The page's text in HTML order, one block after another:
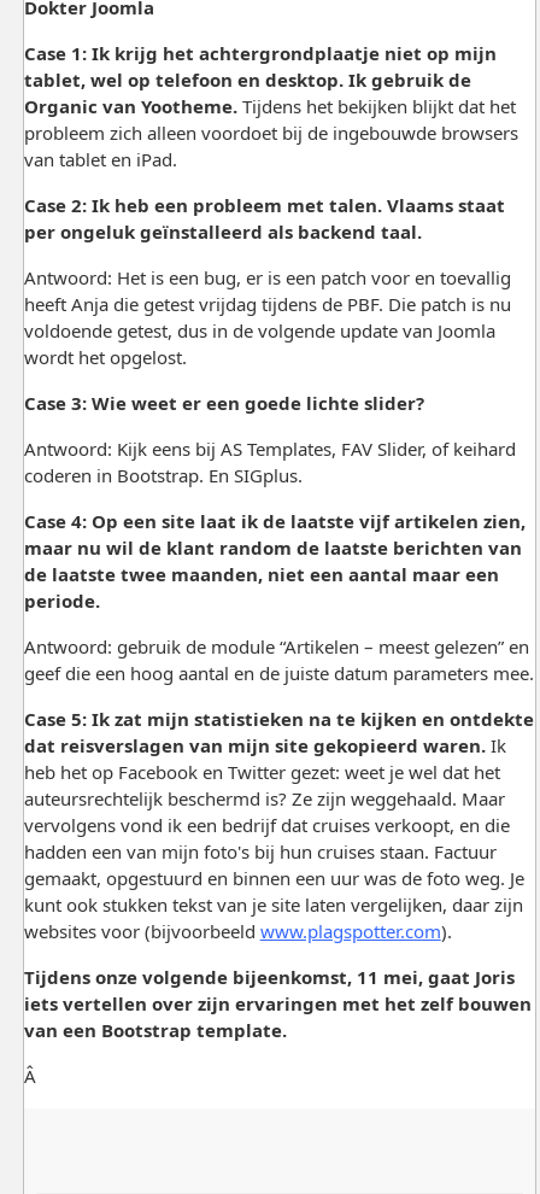
Dokter Joomla
Case 1: Ik krijg het achtergrondplaatje niet op mijn
tablet, wel op telefoon en desktop. Ik gebruik de
Organic van Yootheme.Tijdens het bekijken blijkt dat het
probleem zich alleen voordoet bij de ingebouwde browsers
van tablet en iPad.
Case 2: Ik heb een probleem met talen. Vlaams staat
per ongeluk geïnstalleerd als backend taal.
Antwoord: Het is een bug, er is een patch voor en toevallig
heeft Anja die getest vrijdag tijdens de PBF. Die patch is nu
voldoende getest, dus in de volgende update van Joomla
wordt het opgelost.
Case 3: Wie weet er een goede lichte slider?
Antwoord: Kijk eens bij AS Templates, FAV Slider, of keihard
coderen in Bootstrap. En SIGplus.
Case 4: Op een site laat ik de laatste vijf artikelen zien,
maar nu wil de klant random de laatste berichten van
de laatste twee maanden, niet een aantal maar een
periode.
Antwoord: gebruik de module “Artikelen – meest gelezen” en
geef die een hoog aantal en de juiste datum parameters mee.
Case 5: Ik zat mijn statistieken na te kijken en ontdekte
dat reisverslagen van mijn site gekopieerd waren.Ik
heb het op Facebook en Twitter gezet: weet je wel dat het
auteursrechtelijk beschermd is? Ze zijn weggehaald. Maar
vervolgens vond ik een bedrijf dat cruises verkoopt, en die
hadden een van mijn foto's bij hun cruises staan. Factuur
gemaakt, opgestuurd en binnen een uur was de foto weg. Je
kunt ook stukken tekst van je site laten vergelijken, daar zijn
websites voor (bijvoorbeeld www.plagspotter.com).
Tijdens onze volgende bijeenkomst, 11 mei, gaat Joris
iets vertellen over zijn ervaringen met het zelf bouwen
van een Bootstrap template.
Â